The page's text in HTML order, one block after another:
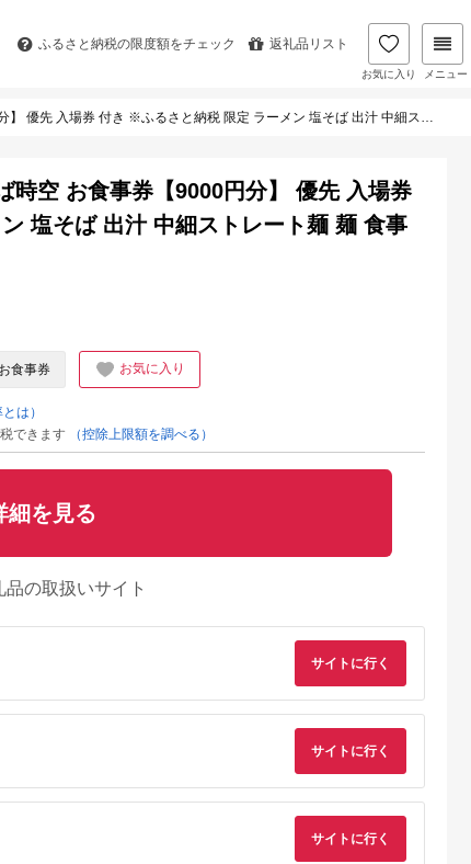
ふるさと納税の限度額をチェック 返礼品リスト
お気に入り メニュー
ふるさと納税 限定 ラーメン 塩そば 出汁 中細ストレート麺 麺 食事 チケット 券 東京都 杉並区
時空 お食事券【9000円分】 優先 入場券
塩そば 出汁 中細ストレート麺 麺 食事
お食事券 お気に入り
は）
できます
（控除上限額を調べる）
細を見る
品の取扱いサイト
サイトに行く
サイトに行く
サイトに行く